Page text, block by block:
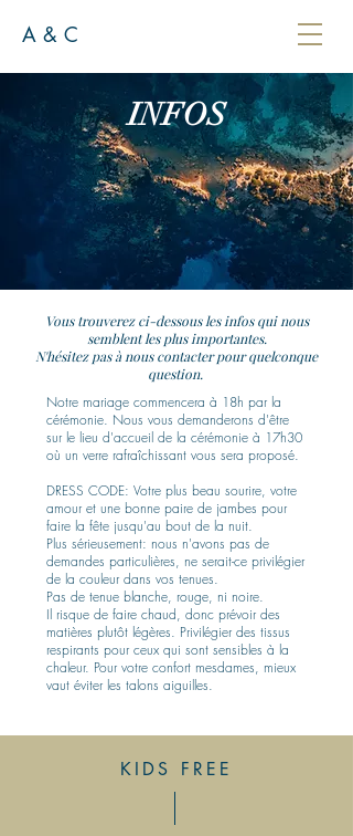
A & C
INFOS
Vous trouverez ci-dessous les infos qui nous
semblent les plus importantes.
N'hésitez pas à nous contacter pour quelconque
question.
Notre mariage commencera à 18h par la
cérémonie. Nous vous demanderons d'être
sur le lieu d'accueil de la cérémonie à 17h30
où un verre rafraîchissant vous sera proposé.
DRESS CODE: Votre plus beau sourire, votre
amour et une bonne paire de jambes pour
faire la fête jusqu'au bout de la nuit.
Plus sérieusement: nous n'avons pas de
demandes particulières, ne serait-ce privilégier
de la couleur dans vos tenues.
Pas de tenue blanche, rouge, ni noire.
Il risque de faire chaud, donc prévoir des
matières plutôt légères. Privilégier des tissus
respirants pour ceux qui sont sensibles à la
chaleur. Pour votre confort mesdames, mieux
vaut éviter les talons aiguilles.
KIDS FREE